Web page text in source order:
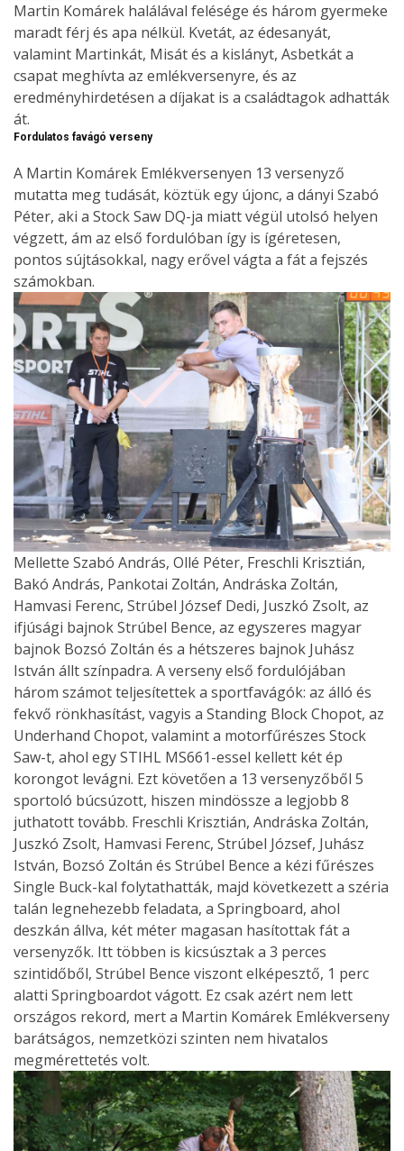
Martin Komárek halálával felésége és három gyermeke
maradt férj és apa nélkül. Kvetát, az édesanyát,
valamint Martinkát, Misát és a kislányt, Asbetkát a
csapat meghívta az emlékversenyre, és az
eredményhirdetésen a díjakat is a családtagok adhatták
át.
Fordulatos favágó verseny
A Martin Komárek Emlékversenyen 13 versenyző
mutatta meg tudását, köztük egy újonc, a dányi Szabó
Péter, aki a Stock Saw DQ-ja miatt végül utolsó helyen
végzett, ám az első fordulóban így is ígéretesen,
pontos sújtásokkal, nagy erővel vágta a fát a fejszés
számokban.
Mellette Szabó András, Ollé Péter, Freschli Krisztián,
Bakó András, Pankotai Zoltán, Andráska Zoltán,
Hamvasi Ferenc, Strúbel József Dedi, Juszkó Zsolt, az
ifjúsági bajnok Strúbel Bence, az egyszeres magyar
bajnok Bozsó Zoltán és a hétszeres bajnok Juhász
István állt színpadra. A verseny első fordulójában
három számot teljesítettek a sportfavágók: az álló és
fekvő rönkhasítást, vagyis a Standing Block Chopot, az
Underhand Chopot, valamint a motorfűrészes Stock
Saw-t, ahol egy STIHL MS661-essel kellett két ép
korongot levágni. Ezt követően a 13 versenyzőből 5
sportoló búcsúzott, hiszen mindössze a legjobb 8
juthatott tovább. Freschli Krisztián, Andráska Zoltán,
Juszkó Zsolt, Hamvasi Ferenc, Strúbel József, Juhász
István, Bozsó Zoltán és Strúbel Bence a kézi fűrészes
Single Buck-kal folytathatták, majd következett a széria
talán legnehezebb feladata, a Springboard, ahol
deszkán állva, két méter magasan hasítottak fát a
versenyzők. Itt többen is kicsúsztak a 3 perces
szintidőből, Strúbel Bence viszont elképesztő, 1 perc
alatti Springboardot vágott. Ez csak azért nem lett
országos rekord, mert a Martin Komárek Emlékverseny
barátságos, nemzetközi szinten nem hivatalos
megmérettetés volt.